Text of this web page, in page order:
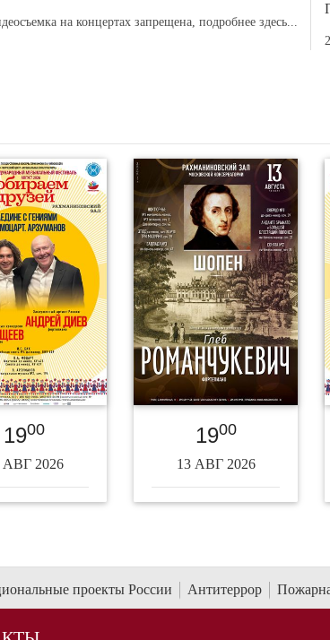
на концертах запрещена,подробнее здесь...
1900
АВГ 2026
1900
13 АВГ 2026
проекты России Антитеррор